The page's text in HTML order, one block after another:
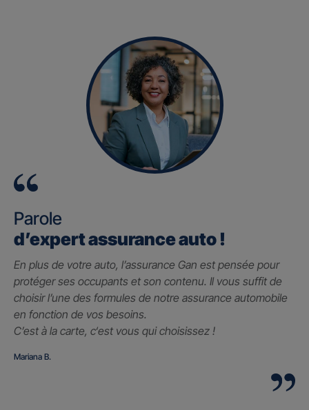
Parole
d’expert assurance auto !
En plus de votre auto, l’assurance Gan est pensée pour
protéger ses occupants et son contenu. Il vous suffit de
choisir l’une des formules de notre assurance automobile
en fonction de vos besoins.
C’est à la carte, c‘est vous qui choisissez !
Mariana B.